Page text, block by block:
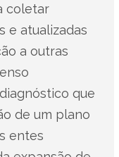
coletar
e atualizadas
a outras
que
de um plano
entes